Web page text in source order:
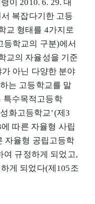
이 2010. 6. 29. 대
복잡다기한 고등
교 형태를 4가지로
등학교의 구분)에서
교의 자율성을 기준
아닌 다양한 분야
는 고등학교를 말
특수목적고등학
화고등학교’(제3
따른 자율형 사립
자율형 공립고등학
여 규정하게 되었고,
게 되었다(제105조